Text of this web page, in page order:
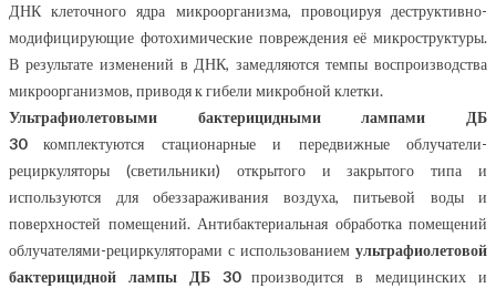
ДНК клеточного ядра микроорганизма, провоцируя деструктивно-
модифицирующие фотохимические повреждения её микроструктуры.
В результате изменений в ДНК, замедляются темпы воспроизводства
микроорганизмов, приводя к гибели микробной клетки.
Ультрафиолетовыми бактерицидными лампами ДБ
30
комплектуются стационарные и передвижные облучатели-
рециркуляторы (светильники) открытого и закрытого типа и
используются для обеззараживания воздуха, питьевой воды и
поверхностей помещений. Антибактериальная обработка помещений
облучателями-рециркуляторами с использованием ультрафиолетовой
бактерицидной лампы
ДБ 30
производится в медицинских и